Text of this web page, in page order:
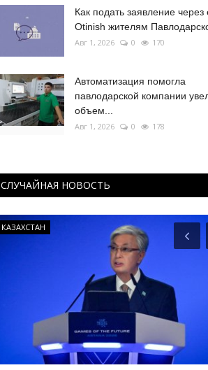
Как подать заявление через
Otinish жителям
Авг 1, 2026 0 170
Автоматизация помогла
павлодарской компании
объем...
Авг 1, 2026 0 178
СЛУЧАЙНАЯ НОВОСТЬ
КАЗАХСТАН